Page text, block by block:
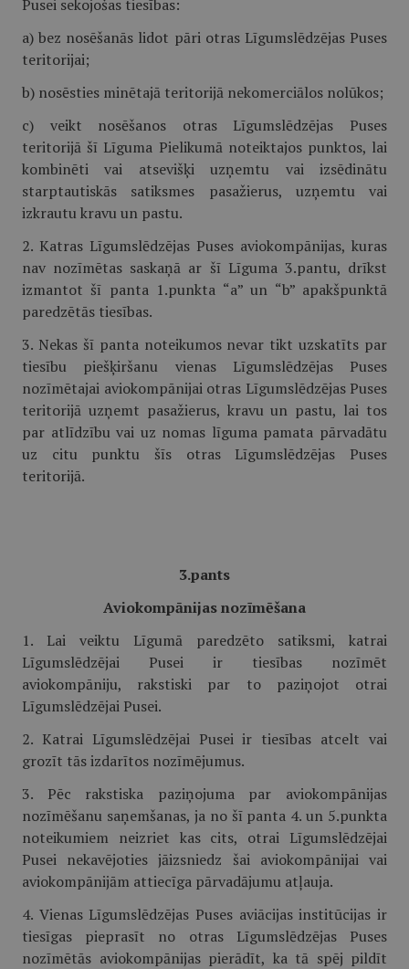
Pusei sekojošas tiesības:
a) bez nosēšanās lidot pāri otras Līgumslēdzējas Puses
teritorijai;
b) nosēsties minētajā teritorijā nekomerciālos nolūkos;
c) veikt nosēšanos otras Līgumslēdzējas Puses
teritorijā šī Līguma Pielikumā noteiktajos punktos, lai
kombinēti vai atsevišķi uzņemtu vai izsēdinātu
starptautiskās satiksmes pasažierus, uzņemtu vai
izkrautu kravu un pastu.
2. Katras Līgumslēdzējas Puses aviokompānijas, kuras
nav nozīmētas saskaņā ar šī Līguma 3.pantu, drīkst
izmantot šī panta 1.punkta “a” un “b” apakšpunktā
paredzētās tiesības.
3. Nekas šī panta noteikumos nevar tikt uzskatīts par
tiesību piešķiršanu vienas Līgumslēdzējas Puses
nozīmētajai aviokompānijai otras Līgumslēdzējas Puses
teritorijā uzņemt pasažierus, kravu un pastu, lai tos
par atlīdzību vai uz nomas līguma pamata pārvadātu
uz citu punktu šīs otras Līgumslēdzējas Puses
teritorijā.
3.pants
Aviokompānijas nozīmēšana
1. Lai veiktu Līgumā paredzēto satiksmi, katrai
Līgumslēdzējai Pusei ir tiesības nozīmēt
aviokompāniju, rakstiski par to paziņojot otrai
Līgumslēdzējai Pusei.
2. Katrai Līgumslēdzējai Pusei ir tiesības atcelt vai
grozīt tās izdarītos nozīmējumus.
3. Pēc rakstiska paziņojuma par aviokompānijas
nozīmēšanu saņemšanas, ja no šī panta 4. un 5.punkta
noteikumiem neizriet kas cits, otrai Līgumslēdzējai
Pusei nekavējoties jāizsniedz šai aviokompānijai vai
aviokompānijām attiecīga pārvadājumu atļauja.
4. Vienas Līgumslēdzējas Puses aviācijas institūcijas ir
tiesīgas pieprasīt no otras Līgumslēdzējas Puses
nozīmētās aviokompānijas pierādīt, ka tā spēj pildīt